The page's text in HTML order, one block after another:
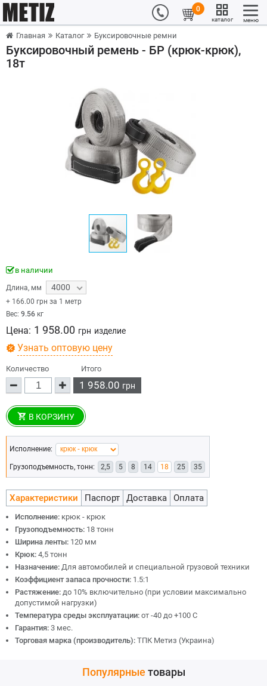
0
каталог меню
Главная Каталог Буксировочные ремни
Буксировочный ремень - БР (крюк-крюк),
18т
в наличии
Длина, мм 4000
+ 166.00 грн за 1 метр
Вес: 9.56 кг
Цена: 1 958.00 грн изделие
Узнать оптовую цену
Количество Итого
1 958.00 грн
В КОРЗИНУ
Исполнение:
Грузоподъемность, тонн: 2,5 5 8 14 18 25 35
Характеристики Паспорт Доставка Оплата
Исполнение: крюк - крюк
Грузоподъемность: 18 тонн
Ширина ленты: 120 мм
Крюк: 4,5 тонн
Назначение: Для автомобилей и специальной грузовой техники
Коэффициент запаса прочности: 1.5:1
Растяжение: до 10% включительно (при условии максимально
допустимой нагрузки)
Температура среды эксплуатации: от -40 до +100 С
Гарантия: 3 мес.
Торговая марка (производитель): ТПК Метиз (Украина)
Популярные товары